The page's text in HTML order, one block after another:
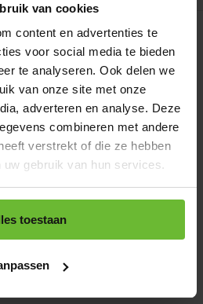
van cookies
content en advertenties te
voor social media te bieden
te analyseren. Ook delen we
van onze site met onze
adverteren en analyse. Deze
combineren met andere
verstrekt of die ze hebben
gebruik van hun services.
toestaan
uur besteld, dezelfde dag
€2,50
Totaal:
€5,65
€11,05
Totaal:€11,05
€196,00
€196,00